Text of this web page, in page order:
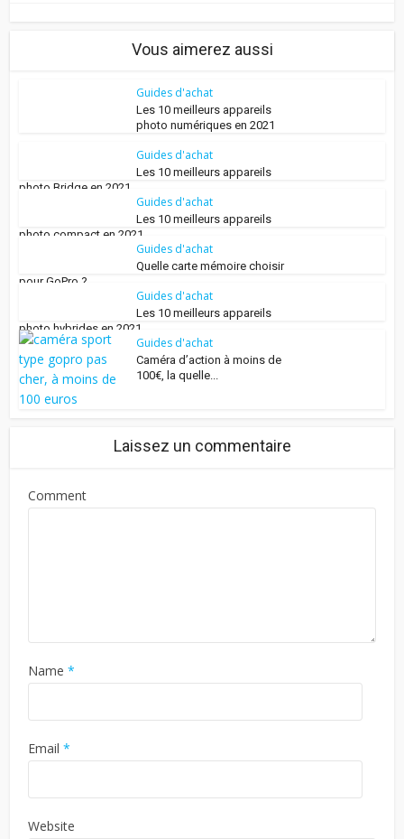
Vous aimerez aussi
Guides d'achat
Les 10 meilleurs appareils
photo numériques en 2021
Guides d'achat
Les 10 meilleurs appareils
photo Bridge en 2021
Guides d'achat
Les 10 meilleurs appareils
photo compact en 2021
Guides d'achat
Quelle carte mémoire choisir
pour GoPro ?
Guides d'achat
Les 10 meilleurs appareils
photo hybrides en 2021
Guides d'achat
Caméra d’action à moins de
100€, la quelle...
Laissez un commentaire
Comment
Name *
Email *
Website